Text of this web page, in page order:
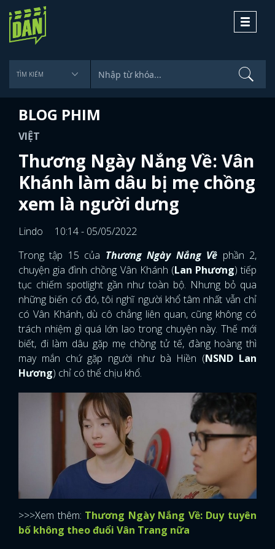
Toggle
BLOG PHIM
VIỆT
Thương Ngày Nắng Về: Vân
Khánh làm dâu bị mẹ chồng
xem là người dưng
Lindo
10:14 - 05/05/2022
Trong tập 15 của Thương Ngày Nắng Về phần 2,
chuyện gia đình chồng Vân Khánh (Lan Phương) tiếp
tục chiếm spotlight gần như toàn bộ. Nhưng bỏ qua
những biến cố đó, tôi nghĩ người khổ tâm nhất vẫn chỉ
có Vân Khánh, dù cô chẳng liên quan, cũng không có
trách nhiệm gì quá lớn lao trong chuyện này. Thế mới
biết, đi làm dâu gặp mẹ chồng tử tế, đàng hoàng thì
may mắn chứ gặp người như bà Hiền (NSND Lan
Hương) chỉ có thể chịu khổ.
>>>Xem thêm: Thương Ngày Nắng Về: Duy tuyên
bố không theo đuổi Vân Trang nữa